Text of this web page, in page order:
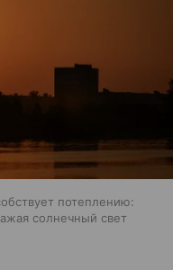
потеплению:
солнечный свет